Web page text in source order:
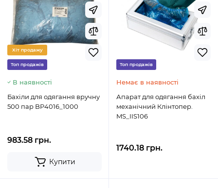
Хіт продажу
Топ продажів
В наявності
Бахіли для одягання вручну
500 пар BP4016_1000
983.58 грн.
Купити
Топ продажів
Немає в наявності
Апарат для одягання бахіл
механічний Клінтопер.
MS_IIS106
1740.18 грн.